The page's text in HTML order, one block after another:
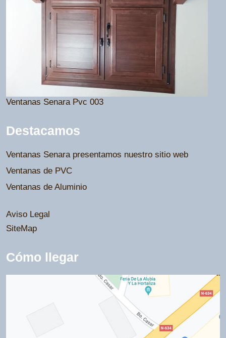
Ventanas Senara Pvc 003
Destacamos
Ventanas Senara presentamos nuestro sitio web
Ventanas de PVC
Ventanas de Aluminio
Aviso Legal
SiteMap
Cómo llegar